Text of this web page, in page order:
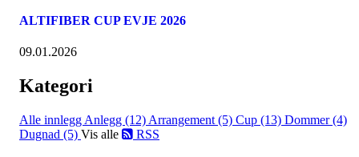
ALTIFIBER CUP EVJE 2026
09.01.2026
Kategori
Alle innlegg Anlegg (12) Arrangement (5) Cup (13) Dommer (4)
Dugnad (5) Vis alle RSS